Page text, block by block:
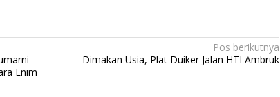
Enim
Pos berikutnya
Dimakan Usia, Plat Duiker Jalan HTI Ambruk